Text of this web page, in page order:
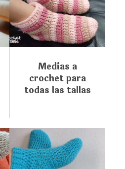
Medias a
crochet para
todas las tallas